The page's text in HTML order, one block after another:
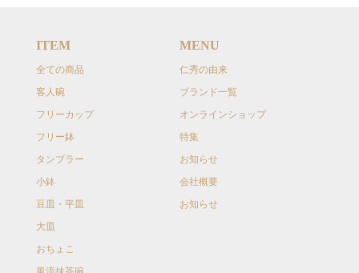
ITEM
全ての商品
客人碗
フリーカップ
フリー鉢
タンブラー
小鉢
豆皿・平皿
大皿
おちょこ
MENU
仁秀の由来
ブランド一覧
オンラインショップ
特集
お知らせ
会社概要
お知らせ